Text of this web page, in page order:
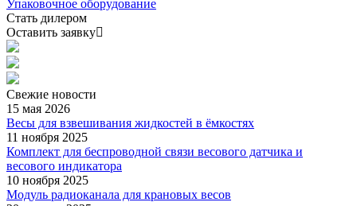
Упаковочное оборудование
Стать дилером
Оставить заявку
Свежие новости
15 мая 2026
Весы для взвешивания жидкостей в ёмкостях
11 ноября 2025
Комплект для беспроводной связи весового датчика и
весового индикатора
10 ноября 2025
Модуль радиоканала для крановых весов